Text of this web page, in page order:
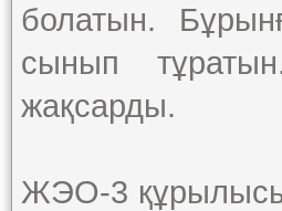
болатын.
сынып
жақсарды.
ЖЭО-3